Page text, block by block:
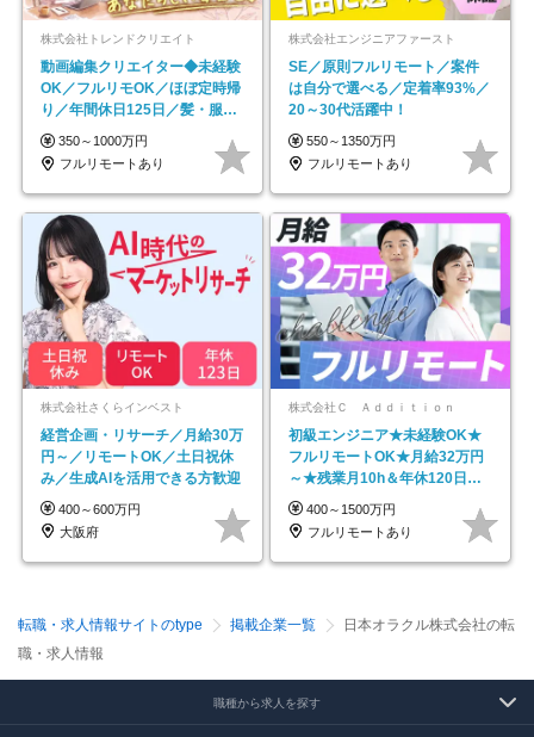
株式会社トレンドクリエイト
動画編集クリエイター◆未経験
OK／フルリモOK／ほぼ定時帰
り／年間休日125日／髪・服・
ネイル自由／副業OK
350～1000万円
フルリモートあり
株式会社エンジニアファースト
SE／原則フルリモート／案件
は自分で選べる／定着率93%／
20～30代活躍中！
550～1350万円
フルリモートあり
株式会社さくらインベスト
経営企画・リサーチ／月給30万
円～／リモートOK／土日祝休
み／生成AIを活用できる方歓迎
400～600万円
大阪府
株式会社Ｃ Ａｄｄｉｔｉｏｎ
初級エンジニア★未経験OK★
フルリモートOK★月給32万円
～★残業月10h＆年休120日以
上★副業可
400～1500万円
フルリモートあり
転職・求人情報サイトのtype 掲載企業一覧
日本オラクル株式会社の転
職・求人情報
職種から求人を探す